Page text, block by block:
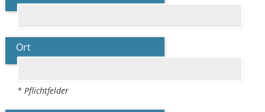
Ort
* Pflichtfelder